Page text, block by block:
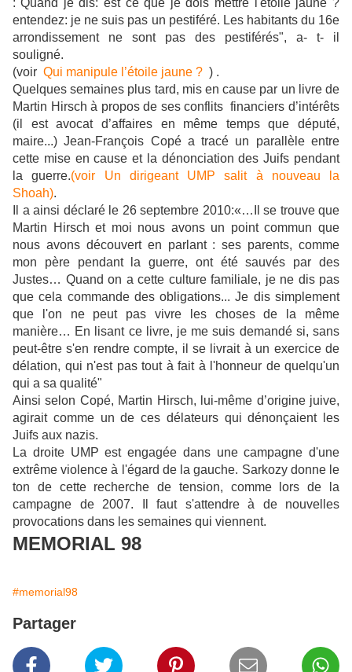
:"Quand je dis: est ce que je dois mettre l'étoile jaune ?
entendez: je ne suis pas un pestiféré. Les habitants du 16e
arrondissement ne sont pas des pestiférés", a- t- il
souligné.
(voir Qui manipule l’étoile jaune ? ) .
Quelques semaines plus tard, mis en cause par un livre de
Martin Hirsch à propos de ses conflits financiers d’intérêts
(il est avocat d’affaires en même temps que député,
maire...) Jean-François Copé a tracé un parallèle entre
cette mise en cause et la dénonciation des Juifs pendant
la guerre.(voir Un dirigeant UMP salit à nouveau la
Shoah).
Il a ainsi déclaré le 26 septembre 2010:«…Il se trouve que
Martin Hirsch et moi nous avons un point commun que
nous avons découvert en parlant : ses parents, comme
mon père pendant la guerre, ont été sauvés par des
Justes… Quand on a cette culture familiale, je ne dis pas
que cela commande des obligations... Je dis simplement
que l'on ne peut pas vivre les choses de la même
manière… En lisant ce livre, je me suis demandé si, sans
peut-être s'en rendre compte, il se livrait à un exercice de
délation, qui n'est pas tout à fait à l'honneur de quelqu'un
qui a sa qualité"
Ainsi selon Copé, Martin Hirsch, lui-même d’origine juive,
agirait comme un de ces délateurs qui dénonçaient les
Juifs aux nazis.
La droite UMP est engagée dans une campagne d'une
extrême violence à l'égard de la gauche. Sarkozy donne le
ton de cette recherche de tension, comme lors de la
campagne de 2007. Il faut s'attendre à de nouvelles
provocations dans les semaines qui viennent.
MEMORIAL 98
#memorial98
Partager